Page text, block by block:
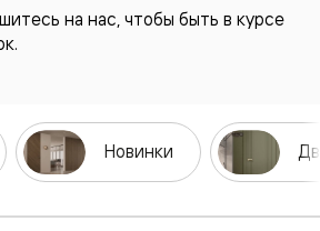
на нас, чтобы быть в курсе
Новинки